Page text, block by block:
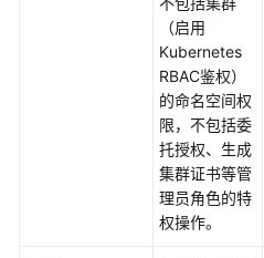
（启用
Kubernetes
RBAC鉴权）
的命名空间权
限，不包括委
托授权、生成
集群证书等管
理员角色的特
权操作。